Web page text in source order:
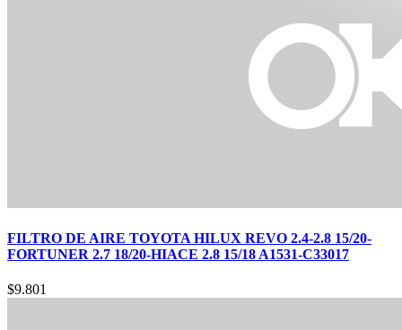
FILTRO DE AIRE TOYOTA HILUX REVO 2.4-2.8 15/20-
FORTUNER 2.7 18/20-HIACE 2.8 15/18 A1531-C33017
$9.801